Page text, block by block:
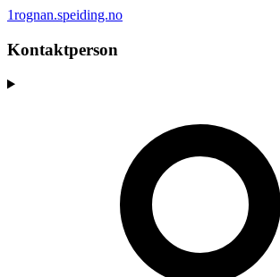
1rognan.speiding.no
Kontaktperson